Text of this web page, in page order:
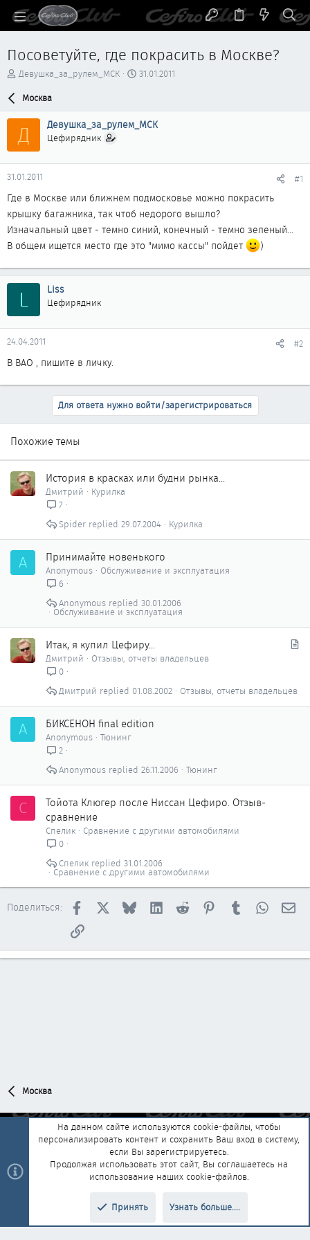
Посоветуйте, где покрасить в Москве?
А
р
т
е
м
ы
Девушка_за_рулем_МСК
Д
н
а
31.01.2011
Москва
Д Девушка_за_рулем_МСК
Цефирядник
31.01.2011 #1
Где в Москве или ближнем подмосковье можно покрасить
крышку багажника, так чтоб недорого вышло?
Изначальный цвет - темно синий, конечный - темно зеленый...
В общем ищется место где это "мимо кассы" пойдет
)
L Liss
Цефирядник
24.04.2011 #2
В ВАО , пишите в личку.
Для ответа нужно войти/зарегистрироваться
Похожие темы
История в красках или будни рынка...
Дмитрий
Курилка
7
Курилка
29.07.2004
Spider
A Принимайте новенького
Anonymous
Обслуживание и эксплуатация
6
Обслуживание и эксплуатация
30.01.2006
Anonymous
я
Итак, я купил Цефиру...
Дмитрий
Отзывы, отчеты владельцев
0
Отзывы, отчеты владельцев
01.08.2002
Дмитрий
A БИКСЕНОН final edition
Anonymous Тюнинг
2
Тюнинг
26.11.2006
Anonymous
С
Тойота Клюгер после Ниссан Цефиро. Отзыв-
сравнение
Спелик
Сравнение с другими автомобилями
0
Сравнение с другими автомобилями
31.01.2006
Спелик
Поделиться: Facebook BlueskyLinkedInReddit PinterestTumblr
Ссылка
Москва
Обратная связь
Условия и правила
Политика конфиденциальности
Помощь Главная
R
add-ons by ThemeHouse Перевод от Jumuro®
На данном сайте используются cookie-файлы, чтобы
персонализировать контент и сохранить Ваш вход в систему,
если Вы зарегистрируетесь.
Продолжая использовать этот сайт, Вы соглашаетесь на
использование наших cookie-файлов.
Принять Узнать больше....